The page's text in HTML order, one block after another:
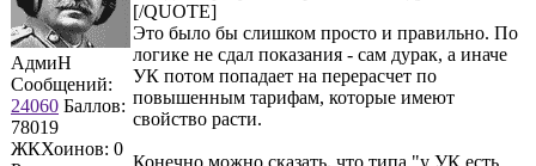
АдмиН
Сообщений:
24060 Баллов:
78019
ЖКХоинов: 0
[/QUOTE]
Это было бы слишком просто и правильно. По
логике не сдал показания - сам дурак, а иначе
УК потом попадает на перерасчет по
повышенным тарифам, которые имеют
свойство расти.
Конечно можно сказать, что типа "у УК есть